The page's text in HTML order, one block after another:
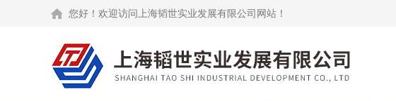
您好！欢迎访问上海韬世实业发展有限公司网站！